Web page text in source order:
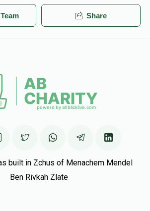
Share
built in Zchus of Menachem Mendel
Ben Rivkah Zlate